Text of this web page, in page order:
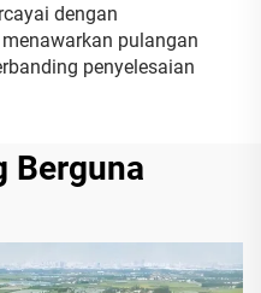
dengan
pulangan
penyelesaian
Berguna